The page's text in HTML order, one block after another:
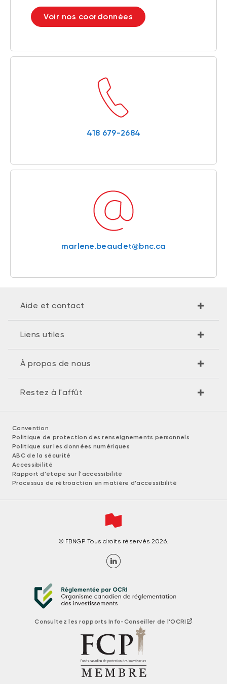
Voir nos coordonnées
418 679-2684
marlene.beaudet@bnc.ca
Aide et contact
Liens utiles
À propos de nous
Restez à l'affût
Convention
Politique de protection des renseignements personnels
Politique sur les données numériques
ABC de la sécurité
Accessibilité
Rapport d'étape sur l'accessibilité
Processus de rétroaction en matière d'accessibilité
© FBNGP Tous droits réservés 2026.
Consultez les rapports Info-Conseiller de l'OCRI